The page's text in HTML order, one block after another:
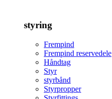
styring
Frempind
Frempind reservedele
Håndtag
Styr
styrbånd
Styrpropper